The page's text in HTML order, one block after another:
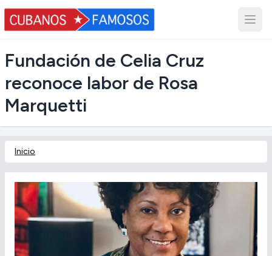
Fundación de Celia Cruz
reconoce labor de Rosa
Marquetti
Inicio